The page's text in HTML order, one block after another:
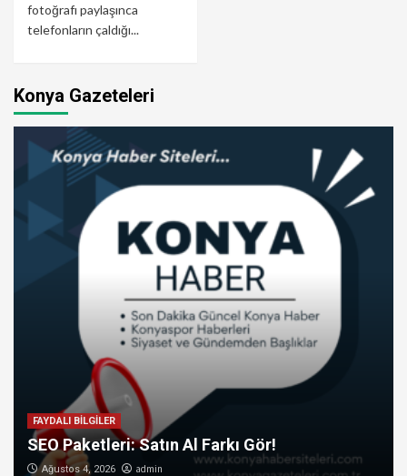
fotoğrafı paylaşınca
telefonların çaldığı...
Konya Gazeteleri
FAYDALI BİLGİLER
SEO Paketleri: Satın Al Farkı Gör!
Ağustos 4, 2026 admin